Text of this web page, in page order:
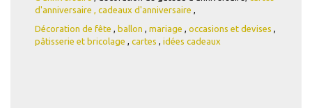
d'anniversaire , cadeaux d'anniversaire ,
Décoration de fête , ballon , mariage , occasions et devises ,
pâtisserie et bricolage , cartes , idées cadeaux